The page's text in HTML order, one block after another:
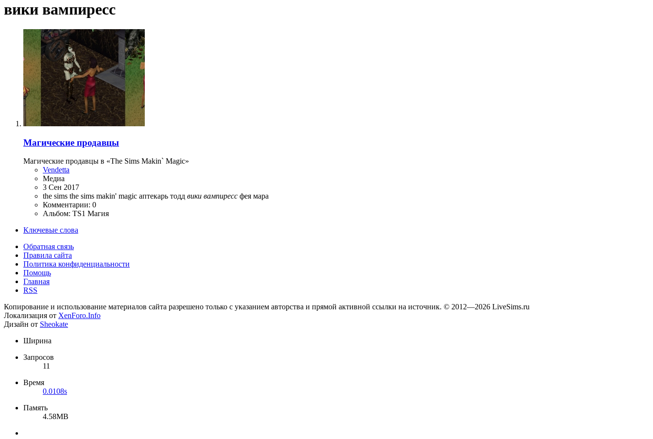
вики вампиресс
Магические продавцы
Магические продавцы в «The Sims Makin` Magic»
Vendetta
Медиа
3 Сен 2017
the sims the sims makin' magic аптекарь тодд вики вампиресс фея мара
Комментарии: 0
Альбом: TS1 Магия
Ключевые слова
Обратная связь
Правила сайта
Политика конфиденциальности
Помощь
Главная
RSS
Копирование и использование материалов сайта разрешено только с указанием авторства и прямой активной ссылки на источник. © 2012—2026 LiveSims.ru
Локализация от XenForo.Info
Дизайн от Sheokate
Ширина
Запросов
11
Время
0.0108s
Память
4.58MB